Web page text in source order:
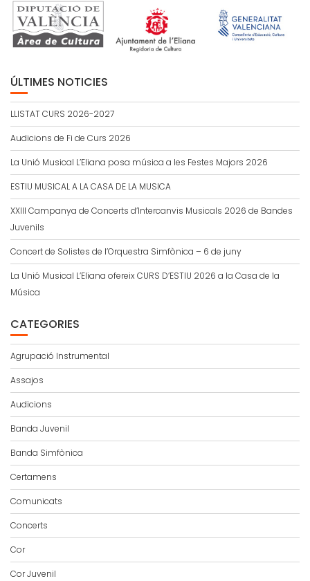
ÚLTIMES NOTICIES
LLISTAT CURS 2026-2027
Audicions de Fi de Curs 2026
La Unió Musical L’Eliana posa música a les Festes Majors 2026
ESTIU MUSICAL A LA CASA DE LA MUSICA
XXIII Campanya de Concerts d’Intercanvis Musicals 2026 de Bandes
Juvenils
Concert de Solistes de l’Orquestra Simfònica – 6 de juny
La Unió Musical L’Eliana ofereix CURS D’ESTIU 2026 a la Casa de la
Música
CATEGORIES
Agrupació Instrumental
Assajos
Audicions
Banda Juvenil
Banda Simfònica
Certamens
Comunicats
Concerts
Cor
Cor Juvenil